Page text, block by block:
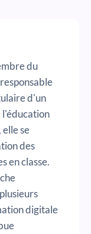
du
d'un
l'éducation
se
des
en classe.
digitale